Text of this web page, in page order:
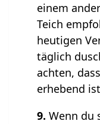
einem
Teich
heutigen
täglich
achten,
erhebend
9. Wenn du